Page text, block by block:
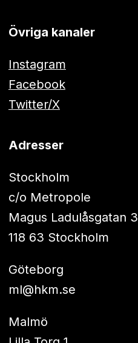
Övriga kanaler
Instagram
Facebook
Twitter/X
Adresser
Stockholm
c/o Metropole
Magus Ladulåsgatan 3
118 63 Stockholm
Göteborg
ml@hkm.se
Malmö